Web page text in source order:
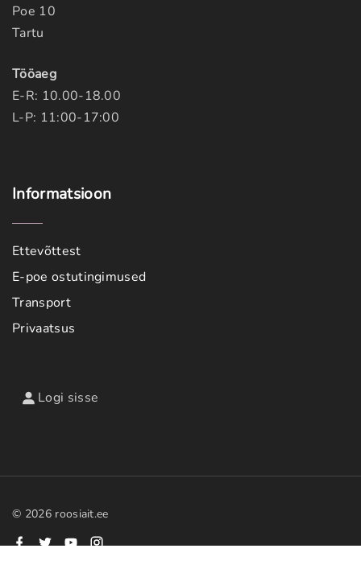
Poe 10
Tartu
Tööaeg
E-R: 10.00-18.00
L-P: 11:00-17:00
Informatsioon
Ettevõttest
E-poe ostutingimused
Transport
Privaatsus
Logi sisse
© 2026roosiait.ee
a w o n